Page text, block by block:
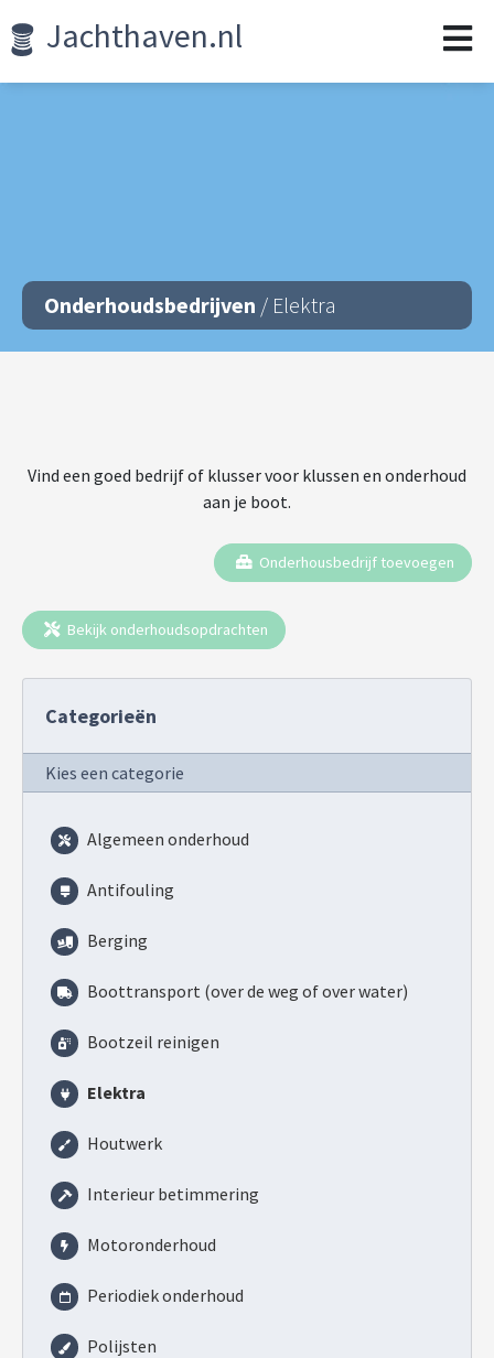
Jachthaven.nl
Onderhoudsbedrijven / Elektra
Vind een goed bedrijf of klusser voor klussen en onderhoud
aan je boot.
Onderhousbedrijf toevoegen
Bekijk onderhoudsopdrachten
Categorieën
Kies een categorie
Algemeen onderhoud
Antifouling
Berging
Boottransport (over de weg of over water)
Bootzeil reinigen
Elektra
Houtwerk
Interieur betimmering
Motoronderhoud
Periodiek onderhoud
Polijsten